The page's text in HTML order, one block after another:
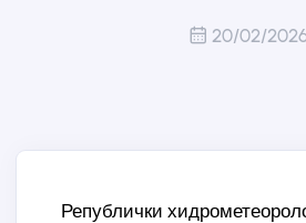
20/02/
Републички